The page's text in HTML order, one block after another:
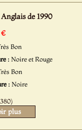
de 1990
€
Bon
: Noire et Rouge
Bon
: Noire
plus